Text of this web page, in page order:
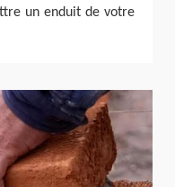
un enduit de votre